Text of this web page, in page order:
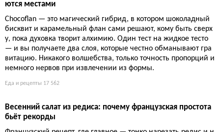
Рамен с лососем и удоном: нежный суп за 30 минут
Этот рецепт ломает стереотипы о рамене как о сложном блю
де — никаких 12-часовых бульонов, только быстрый результа
ый дуэт, который не стыдно подать даже гурманам, а готовит
поклоняться рамену как искусству, но этот вариант доказыва
ет: иногда лучшее — враг хорошего, и простой ужин побежда
ет.